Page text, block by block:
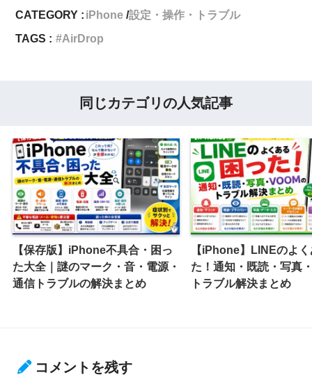
CATEGORY : iPhone 設定・操作・トラブル
TAGS :
AirDrop
同じカテゴリの人気記事
【保存版】iPhone不具合・困っ
た大全｜謎のマーク・音・電源・
通信トラブルの解決まとめ
【iPhone】LINEのよ
た！通知・既読・写真
トラブル解決まとめ
コメントを残す